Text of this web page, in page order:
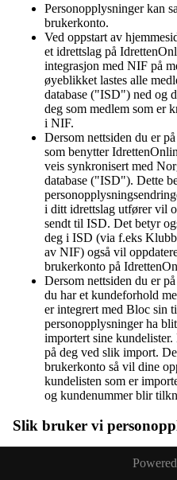
Personopplysninger kan
brukerkonto.
Ved oppstart av
et idrettslag på
integrasjon med NIF på
øyeblikket lastes alle
database ("ISD") ned og
deg som medlem som er
i NIF.
Dersom nettsiden du er
som benytter
veis synkronisert med
database ("ISD"). Dette
i ditt idrettslag utfører vil
sendt til ISD. Det betyr
deg i ISD (via f.eks
av NIF) også vil
brukerkonto på
Dersom nettsiden du er
du har et kundeforhold
er integrert med Bloc sin
personopplysninger ha
importert sine
på deg ved slik import.
brukerkonto så vil dine
kundelisten som er
og kundenummer blir
Slik bruker vi
Personopplysninger som
til å holde deg oppdatert